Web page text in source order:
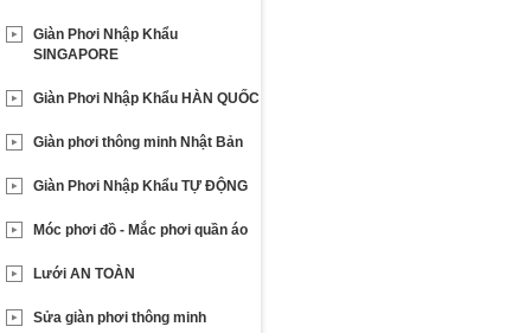
Giàn Phơi Nhập Khẩu
SINGAPORE
Giàn Phơi Nhập Khẩu HÀN QUỐC
Giàn phơi thông minh Nhật Bản
Giàn Phơi Nhập Khẩu TỰ ĐỘNG
Móc phơi đồ - Mắc phơi quần áo
Lưới AN TOÀN
Sửa giàn phơi thông minh